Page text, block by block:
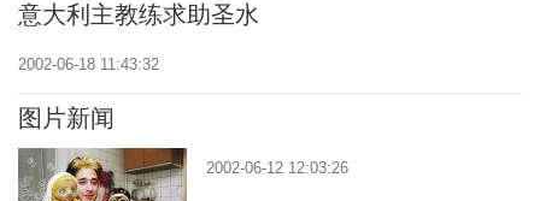
意大利主教练求助圣水
2002-06-18 11:43:32
图片新闻
2002-06-12 12:03:26